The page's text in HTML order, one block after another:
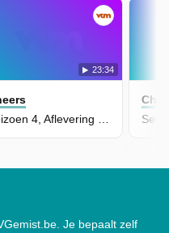
23:34
Je bepaalt zelf